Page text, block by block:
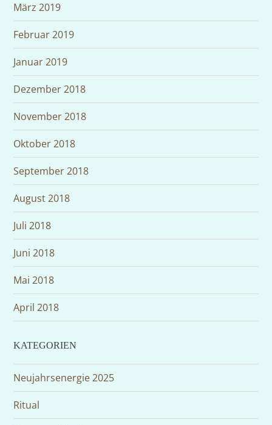
März 2019
Februar 2019
Januar 2019
Dezember 2018
November 2018
Oktober 2018
September 2018
August 2018
Juli 2018
Juni 2018
Mai 2018
April 2018
KATEGORIEN
Neujahrsenergie 2025
Ritual